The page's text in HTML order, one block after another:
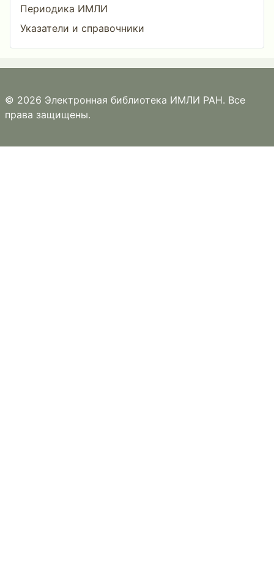
Периодика ИМЛИ
Указатели и справочники
© 2026 Электронная библиотека ИМЛИ РАН. Все
права защищены.